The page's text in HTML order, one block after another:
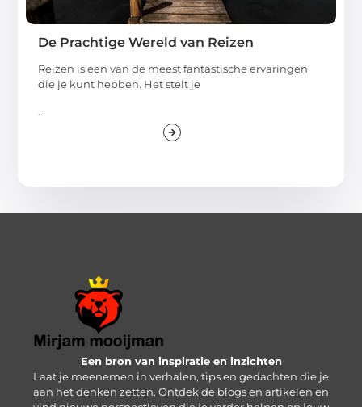
De Prachtige Wereld van Reizen
Reizen is een van de meest fantastische ervaringen
die je kunt hebben. Het stelt je
...
Een bron van inspiratie en inzichten
Laat je meenemen in verhalen, tips en gedachten die je
aan het denken zetten. Ontdek de blogs en artikelen en